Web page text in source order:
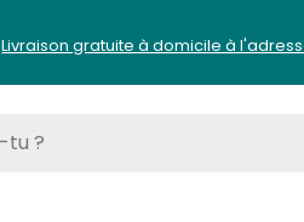
Livraison gratuite à domicile à